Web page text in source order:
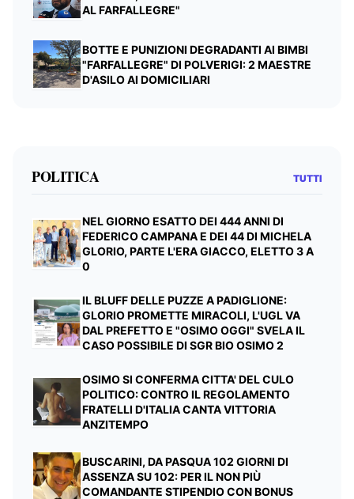
AL FARFALLEGRE"
BOTTE E PUNIZIONI DEGRADANTI AI BIMBI
"FARFALLEGRE" DI POLVERIGI: 2 MAESTRE
D'ASILO AI DOMICILIARI
POLITICA TUTTI
NEL GIORNO ESATTO DEI 444 ANNI DI
FEDERICO CAMPANA E DEI 44 DI MICHELA
GLORIO, PARTE L'ERA GIACCO, ELETTO 3 A
0
IL BLUFF DELLE PUZZE A PADIGLIONE:
GLORIO PROMETTE MIRACOLI, L'UGL VA
DAL PREFETTO E "OSIMO OGGI" SVELA IL
CASO POSSIBILE DI SGR BIO OSIMO 2
OSIMO SI CONFERMA CITTA' DEL CULO
POLITICO: CONTRO IL REGOLAMENTO
FRATELLI D'ITALIA CANTA VITTORIA
ANZITEMPO
BUSCARINI, DA PASQUA 102 GIORNI DI
ASSENZA SU 102: PER IL NON PIÙ
COMANDANTE STIPENDIO CON BONUS